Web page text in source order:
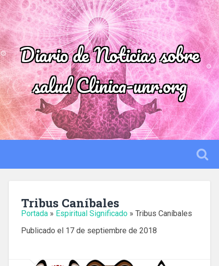
Diario de Noticias sobre
salud Clinica-unr.org
Tribus Caníbales
Portada» Espiritual Significado» Tribus Caníbales
Publicado el 17 de septiembre de 2018